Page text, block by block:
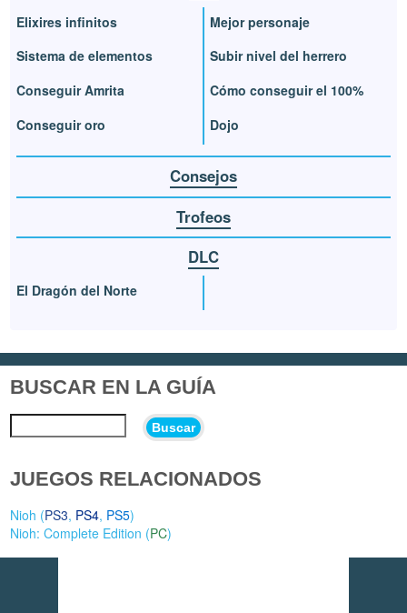
Elixires infinitos
Sistema de elementos
Conseguir Amrita
Conseguir oro
Mejor personaje
Subir nivel del herrero
Cómo conseguir el 100%
Dojo
Consejos
Trofeos
DLC
El Dragón del Norte
BUSCAR EN LA GUÍA
Buscar
JUEGOS RELACIONADOS
Nioh (PS3, PS4, PS5)
Nioh: Complete Edition (PC)